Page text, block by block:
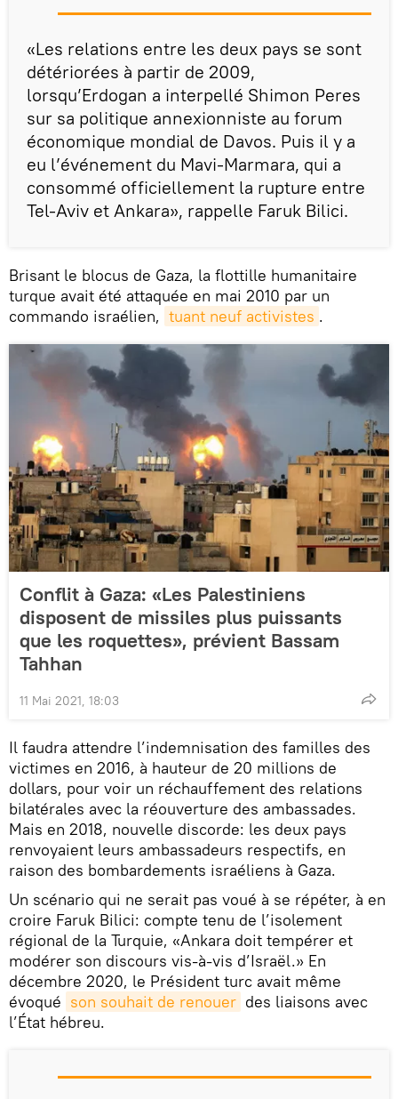
«Les relations entre les deux pays se sont
détériorées à partir de 2009,
lorsqu’Erdogan a interpellé Shimon Peres
sur sa politique annexionniste au forum
économique mondial de Davos. Puis il y a
eu l’événement du Mavi-Marmara, qui a
consommé officiellement la rupture entre
Tel-Aviv et Ankara», rappelle Faruk Bilici.
Brisant le blocus de Gaza, la flottille humanitaire
turque avait été attaquée en mai 2010 par un
commando israélien, tuant neuf activistes .
Conflit à Gaza: «Les Palestiniens
disposent de missiles plus puissants
que les roquettes», prévient Bassam
Tahhan
11 Mai 2021, 18:03
Il faudra attendre l’indemnisation des familles des
victimes en 2016, à hauteur de 20 millions de
dollars, pour voir un réchauffement des relations
bilatérales avec la réouverture des ambassades.
Mais en 2018, nouvelle discorde: les deux pays
renvoyaient leurs ambassadeurs respectifs, en
raison des bombardements israéliens à Gaza.
Un scénario qui ne serait pas voué à se répéter, à en
croire Faruk Bilici: compte tenu de l’isolement
régional de la Turquie, «Ankara doit tempérer et
modérer son discours vis-à-vis d’Israël.» En
décembre 2020, le Président turc avait même
évoqué son souhait de renouer des liaisons avec
l’État hébreu.